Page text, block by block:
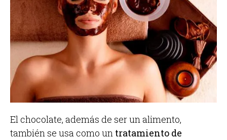
El chocolate, además de ser un alimento,
también se usa como un tratamiento de